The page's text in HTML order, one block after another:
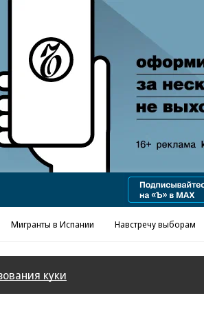
в «Ъ» www.kommersant.ru/ad
Мигранты в Испании Навстречу выборам
куки